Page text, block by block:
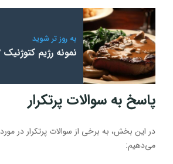
به روز تر شوید
نمونه رژیم کتوژنیک 7 روزه
پاسخ به سوالات پرتکرار
در این بخش، به برخی از سوالات پرتکرار در
می‌دهیم: